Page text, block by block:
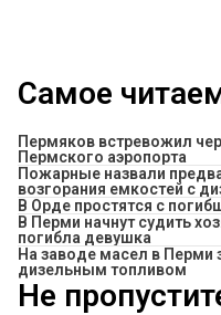
Самое
Пермяков встревожил
Пермского аэропорта
Пожарные назвали
возгорания емкостей с
В Орде простятся с
​В Перми начнут судить
погибла девушка
На заводе масел в Перми
дизельным топливом
Не